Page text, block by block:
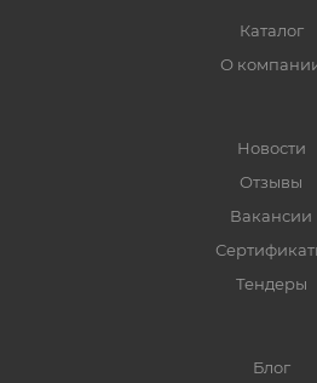
Каталог
О
Новости
Отзывы
Вакансии
Тендеры
Блог